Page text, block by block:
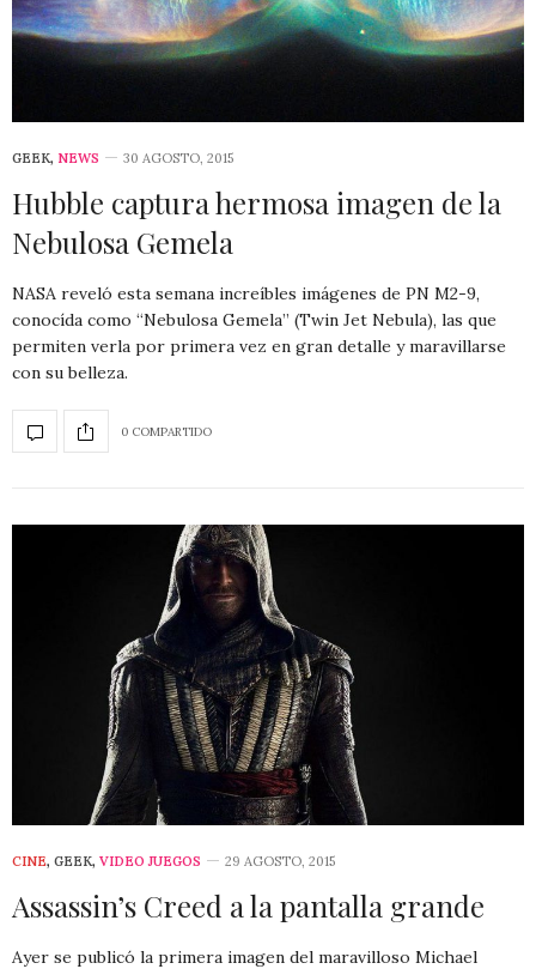
GEEK, NEWS 30 AGOSTO, 2015
Hubble captura hermosa imagen de la
Nebulosa Gemela
NASA reveló esta semana increíbles imágenes de PN M2-9,
conocída como “Nebulosa Gemela” (Twin Jet Nebula), las que
permiten verla por primera vez en gran detalle y maravillarse
con su belleza.
0 COMPARTIDO
CINE, GEEK, VIDEO JUEGOS 29 AGOSTO, 2015
Assassin’s Creed a la pantalla grande
Ayer se publicó la primera imagen del maravilloso Michael